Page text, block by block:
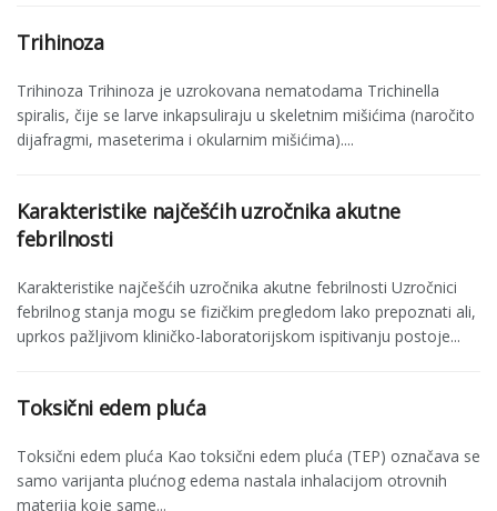
Trihinoza
Trihinoza Trihinoza je uzrokovana nematodama Trichinella
spiralis, čije se larve inkapsuliraju u skeletnim mišićima (naročito
dija­fragmi, maseterima i okularnim mišićima)....
Karakteristike najčešćih uzročnika akutne
febrilnosti
Karakteristike najčešćih uzročnika akutne febrilnosti Uzročnici
febrilnog stanja mogu se fizič­kim pregledom lako prepoznati ali,
uprkos pažljivom kliničko-laboratorijskom ispiti­vanju postoje...
Toksični edem pluća
Toksični edem pluća Kao toksični edem pluća (TEP) označava se
samo varijanta plućnog edema nastala inhalacijom otrovnih
materija koje same...